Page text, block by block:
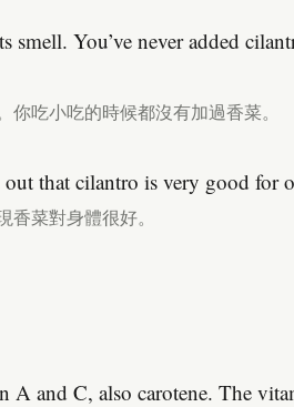
You’ve never added
吃小吃的時候都沒有加過香菜。
that cilantro is very good for
菜對身體很好。
and C, also carotene. The